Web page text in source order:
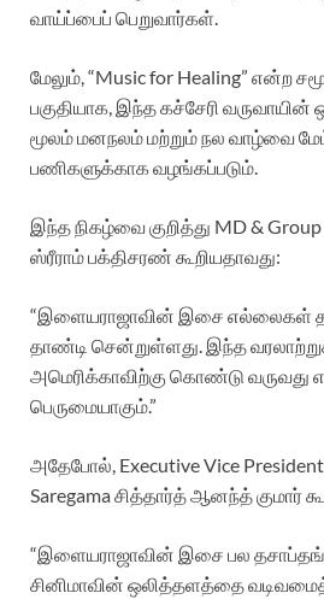
வாய்ப்பைப் பெறுவார்கள்.
மேலும், “Music for Healing” என்ற
பகுதியாக, இந்த கச்சேரி வருவாயின்
மூலம் மனநலம் மற்றும் நல வாழ்வை
பணிகளுக்காக வழங்கப்படும்.
இந்த நிகழ்வை குறித்து MD &
ஸ்ரீராம் பக்திசரண் கூறியதாவது:
“இளையராஜாவின் இசை எல்லைகள்
தாண்டி சென்றுள்ளது. இந்த
அமெரிக்காவிற்கு கொண்டு வருவது
பெருமையாகும்.”
அதேபோல், Executive Vice President
Saregama சித்தார்த் ஆனந்த் குமார்
“இளையராஜாவின் இசை பல
சினிமாவின் ஒலித்தளத்தை